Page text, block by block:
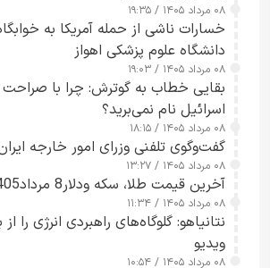
۰۸ مرداد ۱۴۰۵ / ۱۹:۳۵
خسارات ناشی از حمله آمریکا به
دانشگاه علوم پزشکی اهواز
۰۸ مرداد ۱۴۰۵ / ۱۹:۰۳
بقایی خطاب به گوترش: چرا با صراحت
اسرائیل نام نمی‌برید؟
۰۸ مرداد ۱۴۰۵ / ۱۸:۱۵
گفت‌وگوی تلفنی وزرای امور خارجه
۰۸ مرداد ۱۴۰۵ / ۱۳:۲۷
آخرین قیمت طلا، سکه ودلار8 مرداد1405
۰۸ مرداد ۱۴۰۵ / ۱۱:۳۴
نتانیاهو: گلوگاه‌های راهبردی انرژی را
ویدیو
۰۸ مرداد ۱۴۰۵ / ۱۰:۵۴